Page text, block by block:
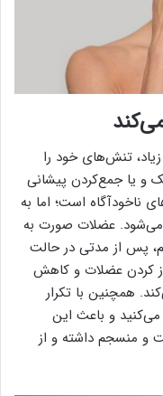
زیاد، تنش‌های خود را
و یا جمع‌کردن پیشانی
ناخودآگاه است؛ اما به
می‌شود. عضلات صورت به
پس از مدتی در حالت
کردن عضلات و کاهش
همچنین با تکرار
و باعث این
منسجم داشته و از